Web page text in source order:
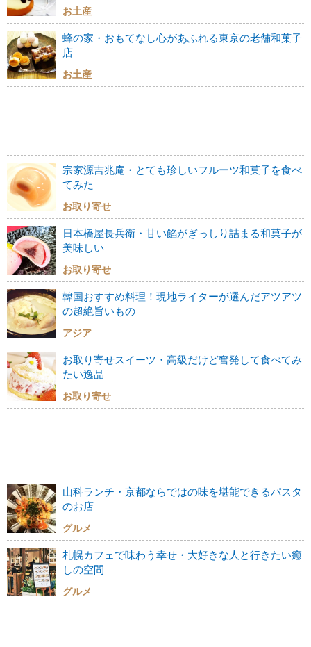
お土産
蜂の家・おもてなし心があふれる東京の老舗和菓子
店
お土産
宗家源吉兆庵・とても珍しいフルーツ和菓子を食べ
てみた
お取り寄せ
日本橋屋長兵衛・甘い餡がぎっしり詰まる和菓子が
美味しい
お取り寄せ
韓国おすすめ料理！現地ライターが選んだアツアツ
の超絶旨いもの
アジア
お取り寄せスイーツ・高級だけど奮発して食べてみ
たい逸品
お取り寄せ
山科ランチ・京都ならではの味を堪能できるパスタ
のお店
グルメ
札幌カフェで味わう幸せ・大好きな人と行きたい癒
しの空間
グルメ